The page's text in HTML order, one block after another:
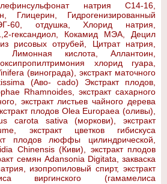
натрия С14-16,
Глицерин, Гидрогенизированный
60, отдушка, Хлорид натрия,
гександиол, Кокамид МЭА, Децил
рисовых отрубей, Цитрат натрия,
Лимонная кислота, Аллантоин,
хлорид гуара,
(винограда), экстракт маточного
(Аво- cado) Экстракт плодов,
Rhamnoides, экстракт сахарного
экстракт листьев чайного дерева
плодов Olea Europaea (оливы),
carota sativa (моркови), экстракт
экстракт цветков гибискуса
плодов люффы цилиндрической,
Chinensis (Киви), экстракт плодов
семян Adansonia Digitata, закваска
изопропиловый спирт, экстракт
виргинского (гамамелиса